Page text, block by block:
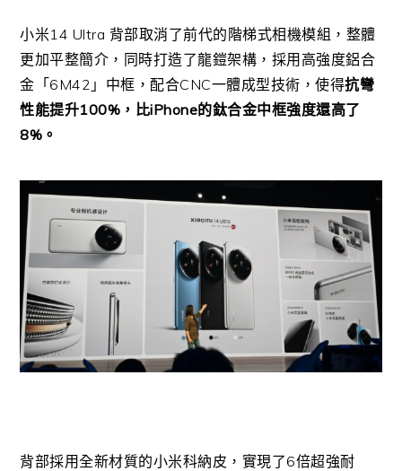
小米14 Ultra 背部取消了前代的階梯式相機模組，整體
更加平整簡介，同時打造了龍鎧架構，採用高強度鋁合
金「6M42」中框，配合CNC一體成型技術，使得抗彎
性能提升100%，比iPhone的鈦合金中框強度還高了
8%。
背部採用全新材質的小米科納皮，實現了6倍超強耐